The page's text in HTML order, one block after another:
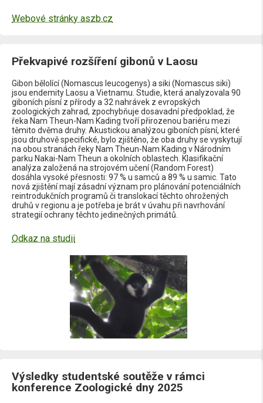
Webové stránky aszb.cz
Překvapivé rozšíření gibonů v Laosu
Gibon bělolící (Nomascus leucogenys) a siki (Nomascus siki)
jsou endemity Laosu a Vietnamu. Studie, která analyzovala 90
giboních písní z přírody a 32 nahrávek z evropských
zoologických zahrad, zpochybňuje dosavadní předpoklad, že
řeka Nam Theun-Nam Kading tvoří přirozenou bariéru mezi
těmito dvěma druhy. Akustickou analýzou giboních písní, které
jsou druhově specifické, bylo zjištěno, že oba druhy se vyskytují
na obou stranách řeky Nam Theun-Nam Kading v Národním
parku Nakai-Nam Theun a okolních oblastech. Klasifikační
analýza založená na strojovém učení (Random Forest)
dosáhla vysoké přesnosti: 97 % u samců a 89 % u samic. Tato
nová zjištění mají zásadní význam pro plánování potenciálních
reintrodukčních programů či translokací těchto ohrožených
druhů v regionu a je potřeba je brát v úvahu při navrhování
strategií ochrany těchto jedinečných primátů.
Odkaz na studii
Výsledky studentské soutěže v rámci
konference Zoologické dny 2025